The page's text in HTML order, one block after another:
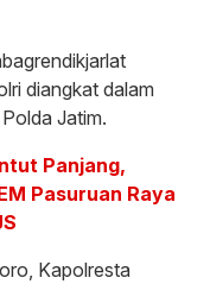
diangkat dalam
Jatim.
Panjang,
Pasuruan Raya
Kapolresta